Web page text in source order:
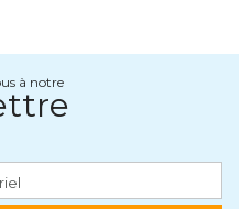
à notre